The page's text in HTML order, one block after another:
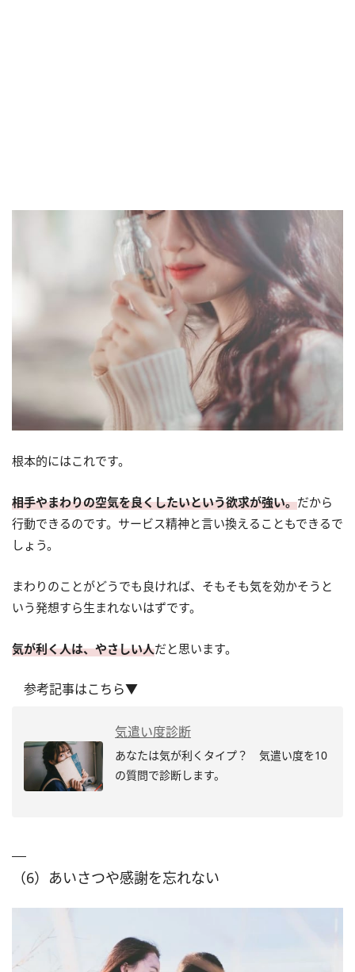
根本的にはこれです。
相手やまわりの空気を良くしたいという欲求が強い。だから
行動できるのです。サービス精神と言い換えることもできるで
しょう。
まわりのことがどうでも良ければ、そもそも気を効かそうと
いう発想すら生まれないはずです。
気が利く人は、やさしい人だと思います。
参考記事はこちら▼
気遣い度診断
あなたは気が利くタイプ？ 気遣い度を10
の質問で診断します。
（6）あいさつや感謝を忘れない